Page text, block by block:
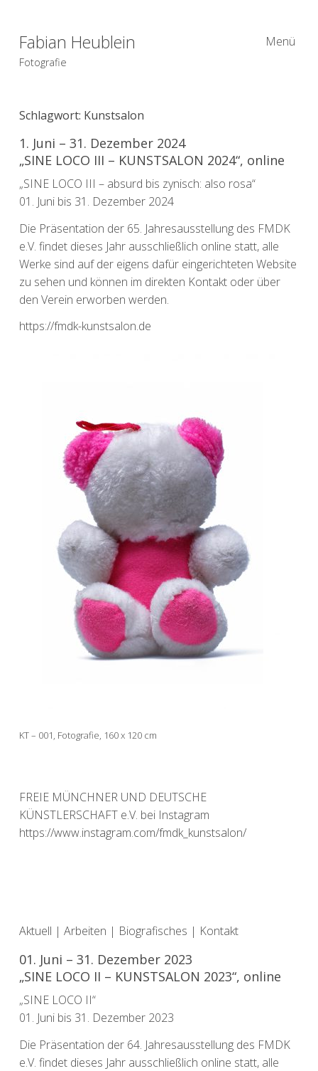
Fabian Heublein
Fotografie
Menü
Schlagwort: Kunstsalon
1. Juni – 31. Dezember 2024
„SINE LOCO III – KUNSTSALON 2024“, online
„SINE LOCO III – absurd bis zynisch: also rosa“
01. Juni bis 31. Dezember 2024
Die Präsentation der 65. Jahresausstellung des FMDK
e.V. findet dieses Jahr ausschließlich online statt, alle
Werke sind auf der eigens dafür eingerichteten Website
zu sehen und können im direkten Kontakt oder über
den Verein erworben werden.
https://fmdk-kunstsalon.de
KT – 001, Fotografie, 160 x 120 cm
FREIE MÜNCHNER UND DEUTSCHE
KÜNSTLERSCHAFT e.V. bei Instagram
https://www.instagram.com/fmdk_kunstsalon/
Aktuell | Arbeiten | Biografisches | Kontakt
01. Juni – 31. Dezember 2023
„SINE LOCO II – KUNSTSALON 2023“, online
„SINE LOCO II“
01. Juni bis 31. Dezember 2023
Die Präsentation der 64. Jahresausstellung des FMDK
e.V. findet dieses Jahr ausschließlich online statt, alle